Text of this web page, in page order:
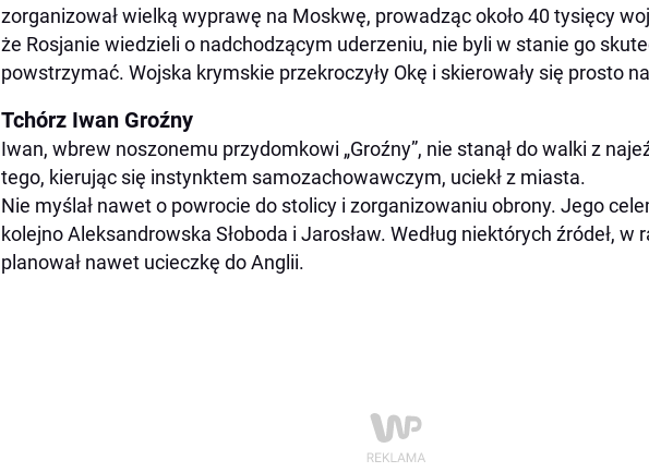
zorganizował wielką wyprawę na Moskwę, prowadząc około 40 tysięcy
że Rosjanie wiedzieli o nadchodzącym uderzeniu, nie byli w stanie go
powstrzymać. Wojska krymskie przekroczyły Okę i skierowały się prosto
Tchórz Iwan Groźny
Iwan, wbrew noszonemu przydomkowi „Groźny”, nie stanął do walki z
tego, kierując się instynktem samozachowawczym, uciekł z miasta.
Nie myślał nawet o powrocie do stolicy i zorganizowaniu obrony. Jego
kolejno Aleksandrowska Słoboda i Jarosław. Według niektórych źródeł, w
planował nawet ucieczkę do Anglii.